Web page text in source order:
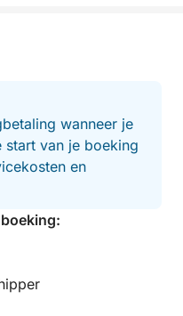
wanneer je
start van je boeking
en